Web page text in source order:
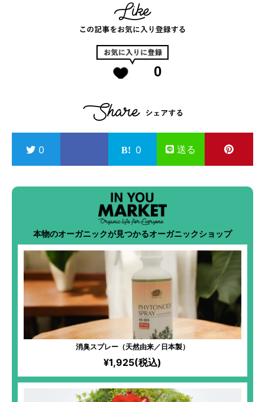
0
0 0 送る
本物のオーガニックが見つかるオーガニックショップ
消臭スプレー（天然由来／日本製）
¥1,925(税込)